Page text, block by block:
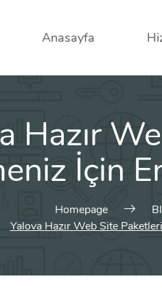
Anasayfa
Hazır
İçin
Homepage
Yalova Hazır Web Site